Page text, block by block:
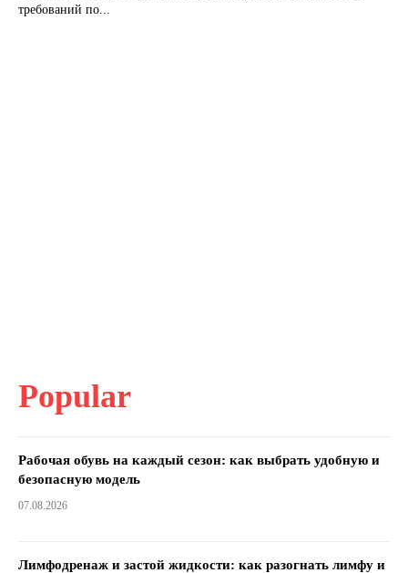
требований по...
Popular
Рабочая обувь на каждый сезон: как выбрать удобную и
безопасную модель
07.08.2026
Лимфодренаж и застой жидкости: как разогнать лимфу и